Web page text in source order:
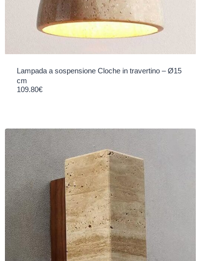
Lampada a sospensione Cloche in travertino – Ø15
cm
109.80€